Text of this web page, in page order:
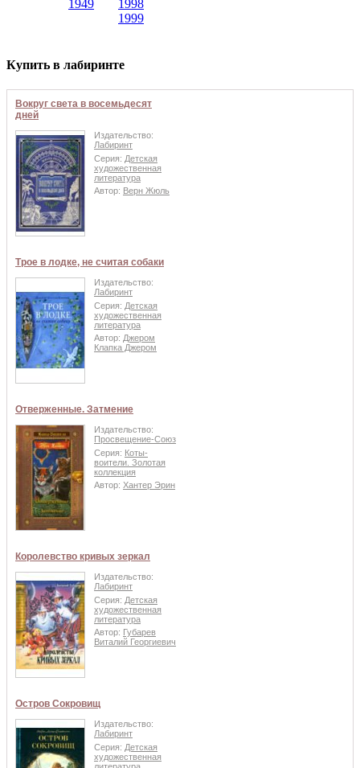
1949
1998
1999
Купить в лабиринте
Вокруг света в восемьдесят
дней
Издательство:
Лабиринт
Серия: Детская
художественная
литература
Автор: Верн Жюль
Трое в лодке, не считая собаки
Издательство:
Лабиринт
Серия: Детская
художественная
литература
Автор: Джером
Клапка Джером
Отверженные. Затмение
Издательство:
Просвещение-Союз
Серия: Коты-
воители. Золотая
коллекция
Автор: Хантер Эрин
Королевство кривых зеркал
Издательство:
Лабиринт
Серия: Детская
художественная
литература
Автор: Губарев
Виталий Георгиевич
Остров Сокровищ
Издательство:
Лабиринт
Серия: Детская
художественная